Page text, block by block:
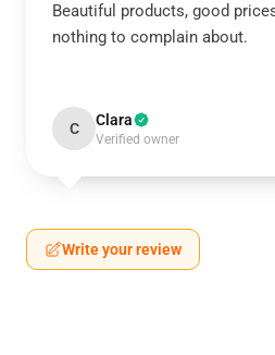
Beautiful products, good
nothing to complain about.
C Clara
Verified owner
Write your review